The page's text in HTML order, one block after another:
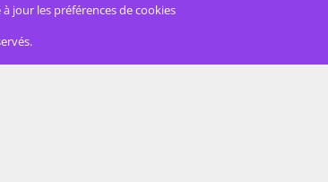
jour les préférences de cookies